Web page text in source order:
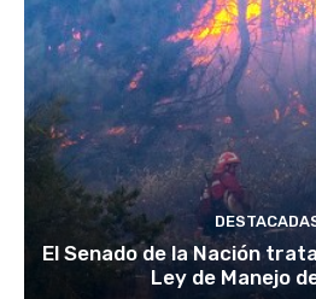
El Senado de la Nación
Ley de Manejo